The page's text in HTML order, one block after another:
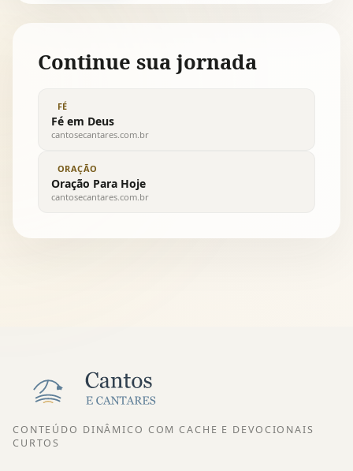
Continue sua jornada
FÉ
Fé em Deus
cantosecantares.com.br
ORAÇÃO
Oração Para Hoje
cantosecantares.com.br
CONTEÚDO DINÂMICO COM CACHE E DEVOCIONAIS
CURTOS